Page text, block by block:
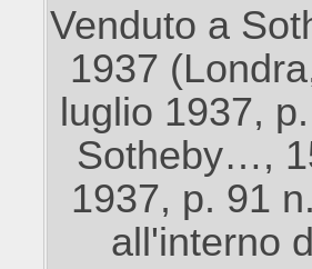
Venduto a
1937
luglio 1937,
Sotheby…,
1937, p. 91
all'interno